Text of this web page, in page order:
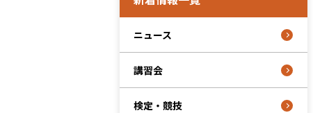
ニュース
講習会
検定・競技